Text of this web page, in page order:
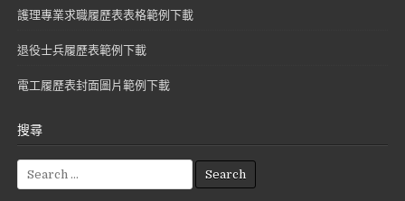
護理專業求職履歷表表格範例下載
退役士兵履歷表範例下載
電工履歷表封面圖片範例下載
搜尋
e